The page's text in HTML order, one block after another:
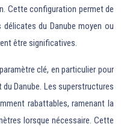
Cette configuration permet de
du Danube moyen ou
être significatives.
clé, en particulier pour
Danube. Les superstructures
rabattables, ramenant la
lorsque nécessaire. Cette